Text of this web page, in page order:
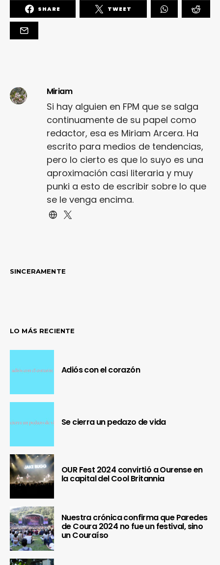
SHARE TWEET
Miriam
Si hay alguien en FPM que se salga
continuamente de su papel como
redactor, esa es Miriam Arcera. Ha
escrito para medios de tendencias,
pero lo cierto es que lo suyo es una
aproximación casi literaria y muy
punki a esto de escribir sobre lo que
se le venga encima.
SINCERAMENTE
LO MÁS RECIENTE
Adiós con el corazón
Se cierra un pedazo de vida
OUR Fest 2024 convirtió a Ourense en
la capital del Cool Britannia
Nuestra crónica confirma que Paredes
de Coura 2024 no fue un festival, sino
un Couraíso